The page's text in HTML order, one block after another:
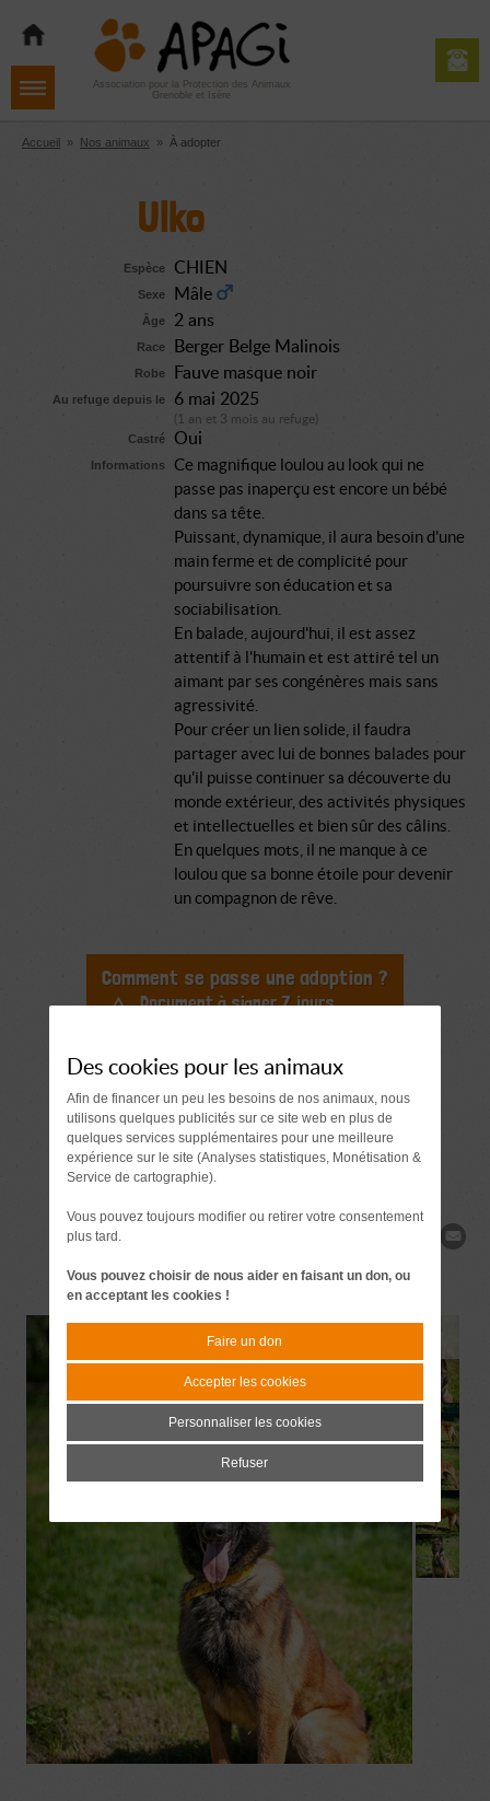
navigation
contenu
Aller
pied
de
Association pour la Protection des Animaux
Grenoble et Isère
Accueil » Nos animaux » À adopter
Ulko
Espèce CHIEN
Sexe Mâle
Âge 2 ans
Race Berger Belge Malinois
Robe Fauve masque noir
Au refuge depuis le 6 mai 2025
(1 an et 3 mois au refuge)
Castré
Oui
Informations
Ce magnifique loulou au look qui ne
passe pas inaperçu est encore un bébé
dans sa tête.
Puissant, dynamique, il aura besoin d'une
main ferme et de complicité pour
poursuivre son éducation et sa
sociabilisation.
En balade, aujourd'hui, il est assez
attentif à l'humain et est attiré tel un
aimant par ses congénères mais sans
agressivité.
Pour créer un lien solide, il faudra
partager avec lui de bonnes balades pour
qu'il puisse continuer sa découverte du
monde extérieur, des activités physiques
et intellectuelles et bien sûr des câlins.
En quelques mots, il ne manque à ce
loulou que sa bonne étoile pour devenir
un compagnon de rêve.
Comment se passe une adoption ?
Document à signer 7 jours
Demande de
renseignements
Des cookies pour les animaux
Afin de financer un peu les besoins de nos animaux, nous
utilisons quelques publicités sur ce site web en plus de
quelques services supplémentaires pour une meilleure
expérience sur le site (Analyses statistiques, Monétisation &
Service de cartographie).
Vous pouvez toujours modifier ou retirer votre consentement
plus tard.
Vous pouvez choisir de nous aider en faisant un don, ou
en acceptant les cookies !
Faire un don
Accepter les cookies
Personnaliser les cookies
Refuser